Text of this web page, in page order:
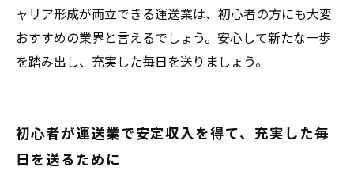
ャリア形成が両立できる運送業は、初心者の方にも大変
おすすめの業界と言えるでしょう。安心して新たな一歩
を踏み出し、充実した毎日を送りましょう。
初心者が運送業で安定収入を得て、充実した毎
日を送るために